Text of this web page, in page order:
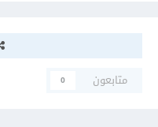
متابعون
0